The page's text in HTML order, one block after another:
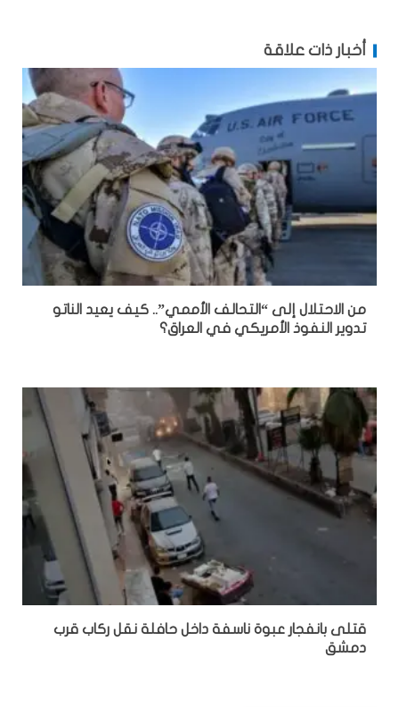
أخبار ذات علاقة
من الاحتلال إلى “التحالف الأممي”.. كيف يعيد الناتو
تدوير النفوذ الأمريكي في العراق؟
قتلى بانفجار عبوة ناسفة داخل حافلة نقل ركاب قرب
دمشق